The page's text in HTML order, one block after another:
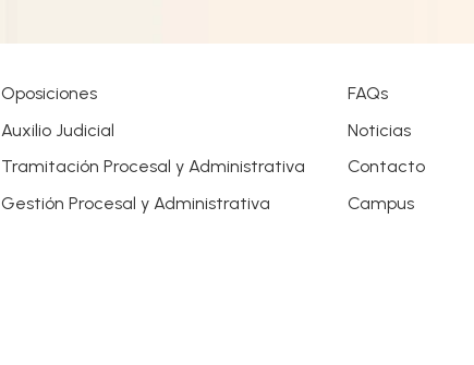
Oposiciones
Auxilio Judicial
Tramitación Procesal y Administrativa
Gestión Procesal y Administrativa
FAQs
Noticias
Contacto
Campus